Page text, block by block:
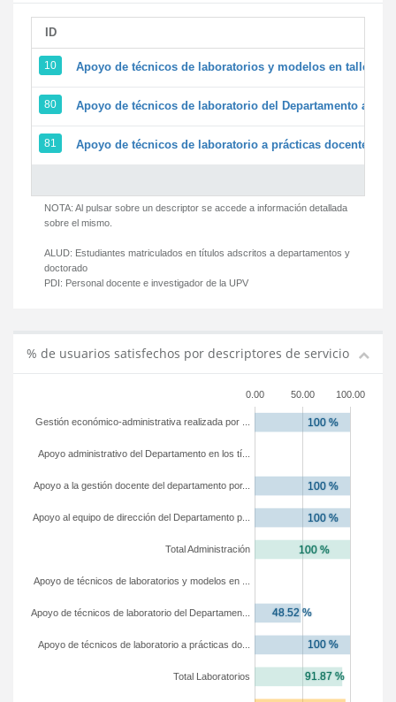
ID
10 Apoyo de técnicos de laboratorios y modelos en
80 Apoyo de técnicos de laboratorio del Departamento a la
81 Apoyo de técnicos de laboratorio a prácticas docentes y
NOTA: Al pulsar sobre un descriptor se accede a información detallada
sobre el mismo.
ALUD: Estudiantes matriculados en títulos adscritos a departamentos y
doctorado
PDI: Personal docente e investigador de la UPV
% de usuarios satisfechos por descriptores de servicio
0.00 50.00 100.00
Total Laboratorios
Apoyo de técnicos de laboratorio a prácticas do...
Apoyo de técnicos de laboratorio del Departamen...
Apoyo de técnicos de laboratorios y modelos en ...
Total Administración
Apoyo al equipo de dirección del Departamento p...
Apoyo a la gestión docente del departamento por...
Apoyo administrativo del Departamento en los tí...
Gestión económico-administrativa realizada por ...